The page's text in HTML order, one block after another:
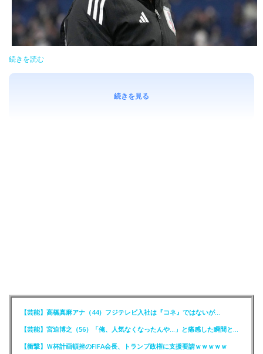
続きを読む
続きを見る
【芸能】高橋真麻アナ（44）フジテレビ入社は『コネ』ではないが…
【芸能】宮迫博之（56）「俺、人気なくなったんや…」と痛感した瞬間とは？
【衝撃】Ｗ杯計画頓挫のFIFA会長、トランプ政権に支援要請ｗｗｗｗｗ